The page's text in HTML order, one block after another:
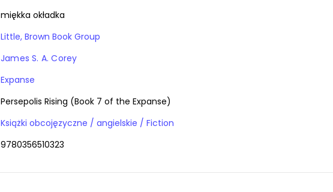
miękka okładka
Little, Brown Book Group
James S. A. Corey
Expanse
Persepolis Rising (Book 7 of the Expanse)
Książki obcojęzyczne / angielskie / Fiction
9780356510323